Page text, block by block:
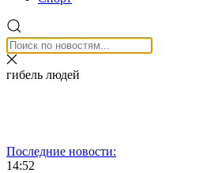
гибель людей
Последние новости:
14:52